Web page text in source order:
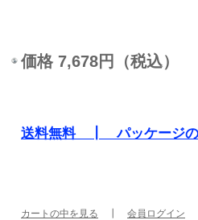
価格 7,678円（税込）
送料無料 ┃ パッケージの
カートの中を見る 会員ログイン